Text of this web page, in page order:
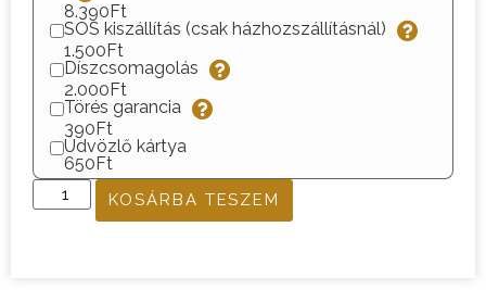
8.390Ft
SOS kiszállítás (csak házhozszállításnál)
1.500Ft
Díszcsomagolás
2.000Ft
Törés garancia
390Ft
Üdvözlő kártya
650Ft
KOSÁRBA TESZEM